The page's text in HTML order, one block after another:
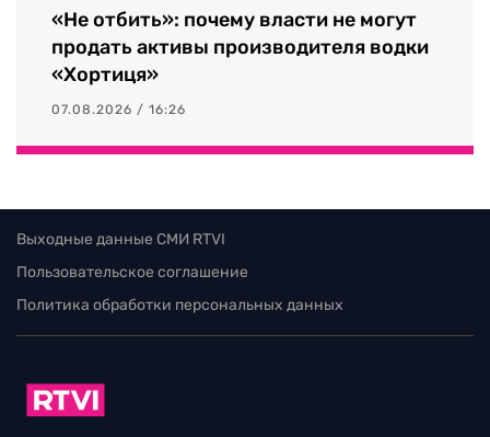
«Не отбить»: почему власти не могут
продать активы производителя водки
«Хортиця»
07.08.2026 / 16:26
Выходные данные СМИ RTVI
Пользовательское соглашение
Политика обработки персональных данных